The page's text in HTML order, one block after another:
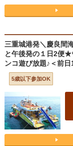
三重城港発＼慶良間
と午後発の１日2便★
ンコ遊び放題♪＜前
5歳以下参加OK